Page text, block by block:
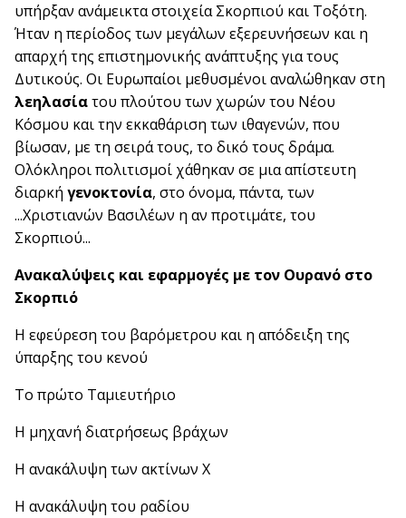
υπήρξαν ανάμεικτα στοιχεία Σκορπιού και Τοξότη.
Ήταν η περίοδος των μεγάλων εξερευνήσεων και η
απαρχή της επιστημονικής ανάπτυξης για τους
Δυτικούς. Οι Ευρωπαίοι μεθυσμένοι αναλώθηκαν στη
λεηλασίατου πλούτου των χωρών του Νέου
Κόσμου και την εκκαθάριση των ιθαγενών, που
βίωσαν, με τη σειρά τους, το δικό τους δράμα.
Ολόκληροι πολιτισμοί χάθηκαν σε μια απίστευτη
διαρκή γενοκτονία, στο όνομα, πάντα, των
...Χριστιανών Βασιλέων η αν προτιμάτε, του
Σκορπιού...
Ανακαλύψεις και εφαρμογές με τον Ουρανό στο
Σκορπιό
Η εφεύρεση του βαρόμετρου και η απόδειξη της
ύπαρξης του κενού
Το πρώτο Ταμιευτήριο
Η μηχανή διατρήσεως βράχων
Η ανακάλυψη των ακτίνων Χ
Η ανακάλυψη του ραδίου